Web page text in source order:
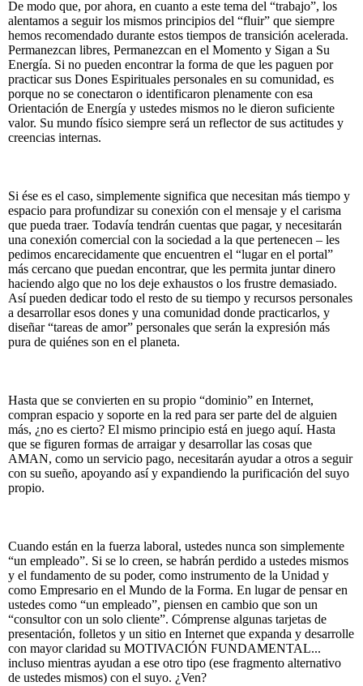
De modo que, por ahora, en cuanto a este tema del “trabajo”, los
alentamos a seguir los mismos principios del “fluir” que siempre
hemos recomendado durante estos tiempos de transición acelerada.
Permanezcan libres, Permanezcan en el Momento y Sigan a Su
Energía. Si no pueden encontrar la forma de que les paguen por
practicar sus Dones Espirituales personales en su comunidad, es
porque no se conectaron o identificaron plenamente con esa
Orientación de Energía y ustedes mismos no le dieron suficiente
valor. Su mundo físico siempre será un reflector de sus actitudes y
creencias internas.
Si ése es el caso, simplemente significa que necesitan más tiempo y
espacio para profundizar su conexión con el mensaje y el carisma
que pueda traer. Todavía tendrán cuentas que pagar, y necesitarán
una conexión comercial con la sociedad a la que pertenecen – les
pedimos encarecidamente que encuentren el “lugar en el portal”
más cercano que puedan encontrar, que les permita juntar dinero
haciendo algo que no los deje exhaustos o los frustre demasiado.
Así pueden dedicar todo el resto de su tiempo y recursos personales
a desarrollar esos dones y una comunidad donde practicarlos, y
diseñar “tareas de amor” personales que serán la expresión más
pura de quiénes son en el planeta.
Hasta que se convierten en su propio “dominio” en Internet,
compran espacio y soporte en la red para ser parte del de alguien
más, ¿no es cierto? El mismo principio está en juego aquí. Hasta
que se figuren formas de arraigar y desarrollar las cosas que
AMAN, como un servicio pago, necesitarán ayudar a otros a seguir
con su sueño, apoyando así y expandiendo la purificación del suyo
propio.
Cuando están en la fuerza laboral, ustedes nunca son simplemente
“un empleado”. Si se lo creen, se habrán perdido a ustedes mismos
y el fundamento de su poder, como instrumento de la Unidad y
como Empresario en el Mundo de la Forma. En lugar de pensar en
ustedes como “un empleado”, piensen en cambio que son un
“consultor con un solo cliente”. Cómprense algunas tarjetas de
presentación, folletos y un sitio en Internet que expanda y desarrolle
con mayor claridad su MOTIVACIÓN FUNDAMENTAL...
incluso mientras ayudan a ese otro tipo (ese fragmento alternativo
de ustedes mismos) con el suyo. ¿Ven?